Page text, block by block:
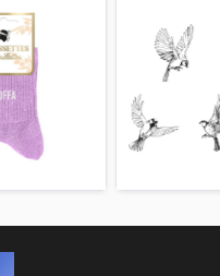
Next Previous